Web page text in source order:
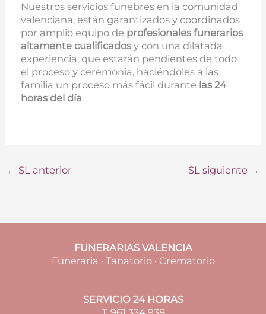
Nuestros servicios funebres en la comunidad
valenciana, están garantizados y coordinados
por amplio equipo de profesionales funerarios
altamente cualificados y con una dilatada
experiencia, que estarán pendientes de todo
el proceso y ceremonia, haciéndoles a las
familia un proceso más fácil durante las 24
horas del día.
← SL anterior SL siguiente →
FUNERARIAS VALENCIA
Funeraria · Tanatorio · Crematorio
SERVICIO 24 HORAS